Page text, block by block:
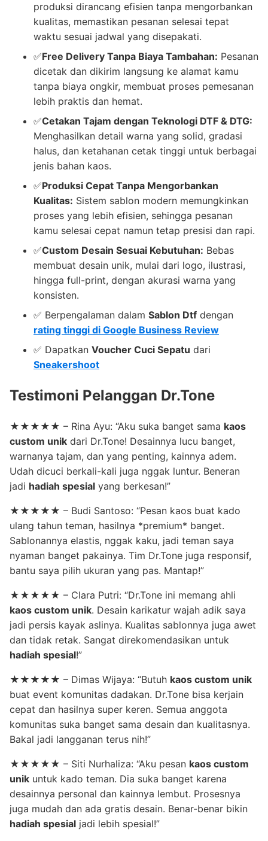
produksi dirancang efisien tanpa mengorbankan
kualitas, memastikan pesanan selesai tepat
waktu sesuai jadwal yang disepakati.
✅Free Delivery Tanpa Biaya Tambahan: Pesanan
dicetak dan dikirim langsung ke alamat kamu
tanpa biaya ongkir, membuat proses pemesanan
lebih praktis dan hemat.
✅Cetakan Tajam dengan Teknologi DTF & DTG:
Menghasilkan detail warna yang solid, gradasi
halus, dan ketahanan cetak tinggi untuk berbagai
jenis bahan kaos.
✅Produksi Cepat Tanpa Mengorbankan
Kualitas: Sistem sablon modern memungkinkan
proses yang lebih efisien, sehingga pesanan
kamu selesai cepat namun tetap presisi dan rapi.
✅Custom Desain Sesuai Kebutuhan: Bebas
membuat desain unik, mulai dari logo, ilustrasi,
hingga full-print, dengan akurasi warna yang
konsisten.
✅ Berpengalaman dalam Sablon Dtf dengan
rating tinggi di Google Business Review
✅ Dapatkan Voucher Cuci Sepatu dari
Sneakershoot
Testimoni Pelanggan Dr.Tone
★★★★★ – Rina Ayu: “Aku suka banget sama kaos
custom unik dari Dr.Tone! Desainnya lucu banget,
warnanya tajam, dan yang penting, kainnya adem.
Udah dicuci berkali-kali juga nggak luntur. Beneran
jadi hadiah spesial yang berkesan!”
★★★★★ – Budi Santoso: “Pesan kaos buat kado
ulang tahun teman, hasilnya *premium* banget.
Sablonannya elastis, nggak kaku, jadi teman saya
nyaman banget pakainya. Tim Dr.Tone juga responsif,
bantu saya pilih ukuran yang pas. Mantap!”
★★★★★ – Clara Putri: “Dr.Tone ini memang ahli
kaos custom unik. Desain karikatur wajah adik saya
jadi persis kayak aslinya. Kualitas sablonnya juga awet
dan tidak retak. Sangat direkomendasikan untuk
hadiah spesial!”
★★★★★ – Dimas Wijaya: “Butuh kaos custom unik
buat event komunitas dadakan. Dr.Tone bisa kerjain
cepat dan hasilnya super keren. Semua anggota
komunitas suka banget sama desain dan kualitasnya.
Bakal jadi langganan terus nih!”
★★★★★ – Siti Nurhaliza: “Aku pesan kaos custom
unik untuk kado teman. Dia suka banget karena
desainnya personal dan kainnya lembut. Prosesnya
juga mudah dan ada gratis desain. Benar-benar bikin
hadiah spesial jadi lebih spesial!”